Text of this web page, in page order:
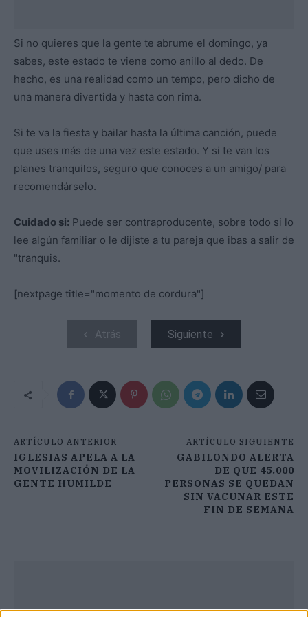
Si no quieres que la gente te abrume el domingo, ya
sabes, este estado te viene como anillo al dedo. De
hecho, es una realidad como un tempo, pero dicho de
una manera divertida y hasta con rima.
Si te va la fiesta y bailar hasta la última canción, puede
que uses más de una vez este estado. Y si te van los
planes tranquilos, seguro que conoces a un amigo/ para
recomendárselo.
Cuidado si: Puede ser contraproducente, sobre todo si lo
lee algún familiar o le dijiste a tu pareja que ibas a salir de
"tranquis.
[nextpage title="momento de cordura"]
Atrás Siguiente
ARTÍCULO ANTERIOR
IGLESIAS APELA A LA
MOVILIZACIÓN DE LA
GENTE HUMILDE
ARTÍCULO SIGUIENTE
GABILONDO ALERTA
DE QUE 45.000
PERSONAS SE QUEDAN
SIN VACUNAR ESTE
FIN DE SEMANA